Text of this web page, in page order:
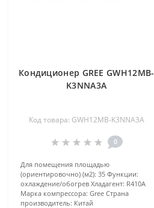
Кондиционер GREE GWH12MB-
K3NNA3A
Код товара: GWH12MB-K3NNA3A
0
Для помещения площадью
(ориентировочно) (м2): 35 Функции:
охлаждение/обогрев Хладагент: R410А
Марка компрессора: Gree Страна
производитель: Китай